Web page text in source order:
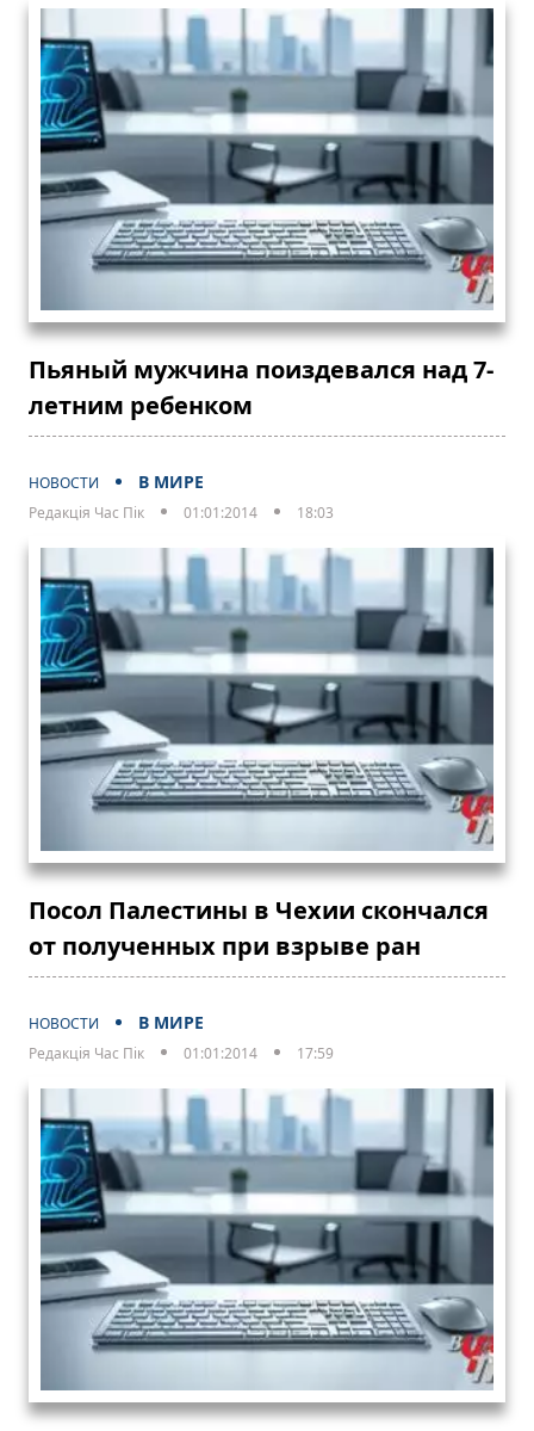
Пьяный мужчина поиздевался над 7-
летним ребенком
НОВОСТИ В МИРЕ
Редакція Час Пік 01:01:2014 18:03
Посол Палестины в Чехии скончался
от полученных при взрыве ран
НОВОСТИ В МИРЕ
Редакція Час Пік 01:01:2014 17:59